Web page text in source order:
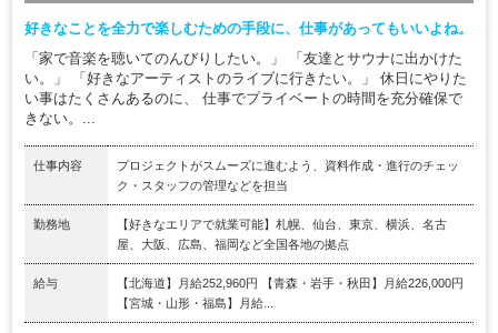
好きなことを全力で楽しむための手段に、仕事があってもいいよね。
「家で音楽を聴いてのんびりしたい。」 「友達とサウナに出かけた
い。」 「好きなアーティストのライブに行きたい。」 休日にやりた
い事はたくさんあるのに、 仕事でプライベートの時間を充分確保で
きない。...
仕事内容
プロジェクトがスムーズに進むよう、資料作成・進行のチェッ
ク・スタッフの管理などを担当
勤務地
【好きなエリアで就業可能】札幌、仙台、東京、横浜、名古
屋、大阪、広島、福岡など全国各地の拠点
給与
【北海道】月給252,960円 【青森・岩手・秋田】月給226,000円
【宮城・山形・福島】月給...